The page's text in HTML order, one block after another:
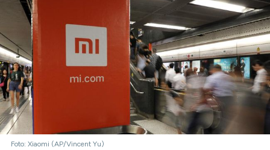
Foto: Xiaomi (AP/Vincent Yu)